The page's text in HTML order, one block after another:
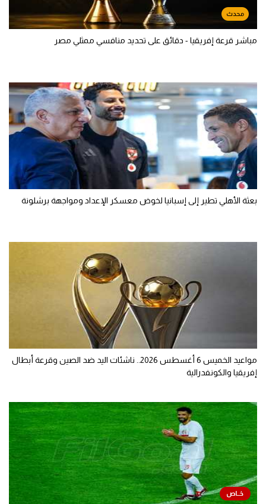
مباشر قرعة إفريقيا - دقائق على تحديد منافسي ممثلي مصر
بعثة الأهلي تطير إلى إسبانيا لخوض معسكر الإعداد ومواجهة برشلونة
مواعيد الخميس 6 أغسطس 2026.. ناشئات اليد ضد الصين وقرعة أبطال
إفريقيا والكونفدرالية